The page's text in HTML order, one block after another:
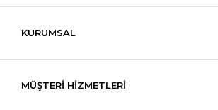
KURUMSAL
MÜŞTERİ HİZMETLERİ